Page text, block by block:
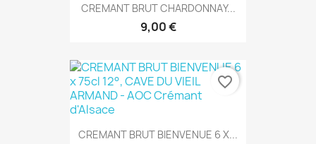
CREMANT BRUT CHARDONNAY...
9,00 €
CREMANT BRUT BIENVENUE 6 X...
favorite_border